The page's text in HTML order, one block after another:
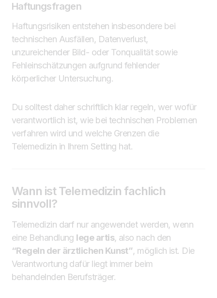
Haftungsfragen
Haftungsrisiken entstehen insbesondere bei
technischen Ausfällen, Datenverlust,
unzureichender Bild- oder Tonqualität sowie
Fehleinschätzungen aufgrund fehlender
körperlicher Untersuchung.
Du solltest daher schriftlich klar regeln, wer wofür
verantwortlich ist, wie bei technischen Problemen
verfahren wird und welche Grenzen die
Telemedizin in Ihrem Setting hat.
Wann ist Telemedizin fachlich
sinnvoll?
Telemedizin darf nur angewendet werden, wenn
eine Behandlung lege artis, also nach den
“Regeln der ärztlichen Kunst”, möglich ist. Die
Verantwortung dafür liegt immer beim
behandelnden Berufsträger.